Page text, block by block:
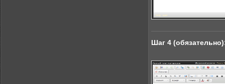
Шаг 4